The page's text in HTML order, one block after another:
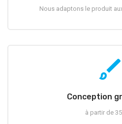
Nous adaptons le produit
brush
Conception
à partir de